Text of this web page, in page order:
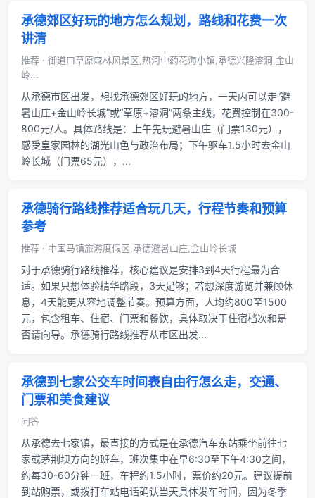
承德郊区好玩的地方怎么规划，路线和花费一次
讲清
推荐 · 御道口草原森林风景区,热河中药花海小镇,承德兴隆溶洞,金山
岭...
从承德市区出发，想找承德郊区好玩的地方，一天内可以走“避
暑山庄+金山岭长城”或“草原+溶洞”两条主线，花费控制在300-
800元/人。具体路线是：上午先玩避暑山庄（门票130元），
感受皇家园林的湖光山色与政治布局；下午驱车1.5小时去金山
岭长城（门票65元），...
承德骑行路线推荐适合玩几天，行程节奏和预算
参考
推荐 · 中国马镇旅游度假区,承德避暑山庄,金山岭长城
对于承德骑行路线推荐，核心建议是安排3到4天行程最为合
适。如果只想体验精华路段，3天足够；若想深度游览并兼顾休
息，4天能更从容地调整节奏。预算方面，人均约800至1500
元，包含租车、住宿、门票和餐饮，具体取决于住宿档次和是
否请向导。承德骑行路线推荐从市区出发...
承德到七家公交车时间表自由行怎么走，交通、
门票和美食建议
问答
从承德去七家镇，最直接的方式是在承德汽车东站乘坐前往七
家或茅荆坝方向的班车，班次集中在早6:30至下午4:30之间，
约每30-60分钟一班，车程约1.5小时，票价约20元。建议提前
到站购票，或拨打车站电话确认当天具体发车时间，因为冬季